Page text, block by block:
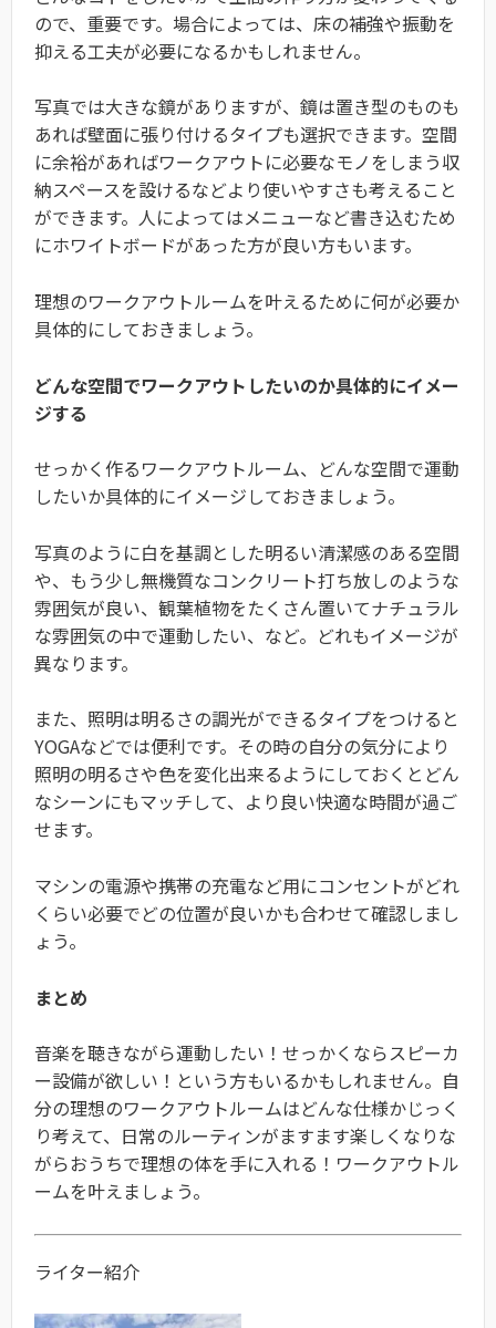
ので、重要です。場合によっては、床の補強や振動を
抑える工夫が必要になるかもしれません。
写真では大きな鏡がありますが、鏡は置き型のものも
あれば壁面に張り付けるタイプも選択できます。空間
に余裕があればワークアウトに必要なモノをしまう収
納スペースを設けるなどより使いやすさも考えること
ができます。人によってはメニューなど書き込むため
にホワイトボードがあった方が良い方もいます。
理想のワークアウトルームを叶えるために何が必要か
具体的にしておきましょう。
どんな空間でワークアウトしたいのか具体的にイメー
ジする
せっかく作るワークアウトルーム、どんな空間で運動
したいか具体的にイメージしておきましょう。
写真のように白を基調とした明るい清潔感のある空間
や、もう少し無機質なコンクリート打ち放しのような
雰囲気が良い、観葉植物をたくさん置いてナチュラル
な雰囲気の中で運動したい、など。どれもイメージが
異なります。
また、照明は明るさの調光ができるタイプをつけると
YOGAなどでは便利です。その時の自分の気分により
照明の明るさや色を変化出来るようにしておくとどん
なシーンにもマッチして、より良い快適な時間が過ご
せます。
マシンの電源や携帯の充電など用にコンセントがどれ
くらい必要でどの位置が良いかも合わせて確認しまし
ょう。
まとめ
音楽を聴きながら運動したい！せっかくならスピーカ
ー設備が欲しい！という方もいるかもしれません。自
分の理想のワークアウトルームはどんな仕様かじっく
り考えて、日常のルーティンがますます楽しくなりな
がらおうちで理想の体を手に入れる！ワークアウトル
ームを叶えましょう。
ライター紹介